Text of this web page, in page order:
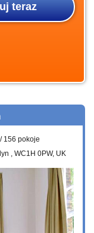
teraz
156 pokoje
WC1H 0PW UK